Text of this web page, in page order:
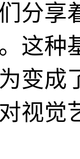
分享
这种
变成
视觉